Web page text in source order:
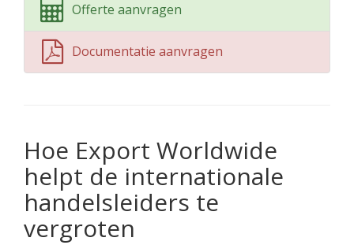
Offerte aanvragen
Documentatie aanvragen
Hoe Export Worldwide
helpt de internationale
handelsleiders te
vergroten